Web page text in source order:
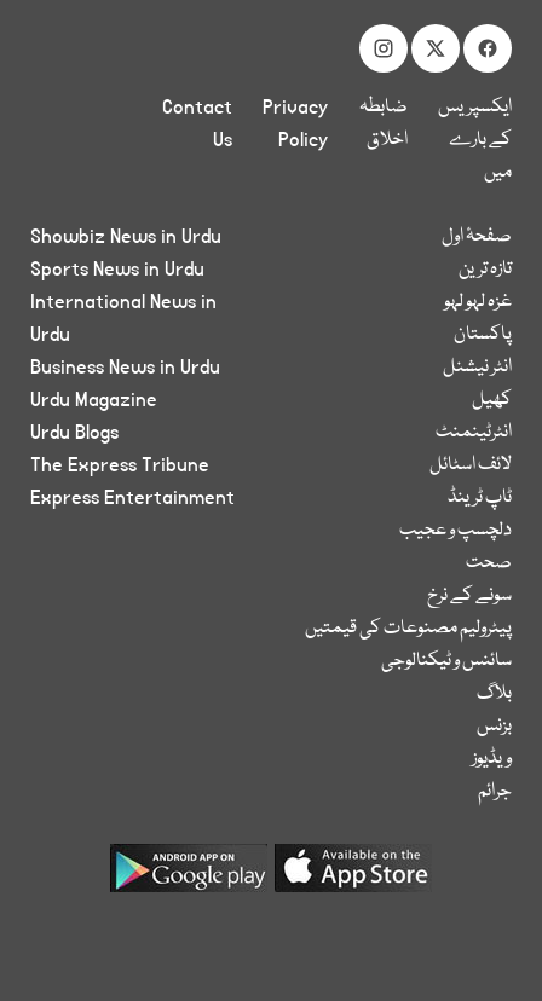
ایکسپریس
کے بارے
میں
ضابطہ
اخلاق
Privacy
Policy
Contact
Us
صفحۂ اول
تازہ ترین
غزہ لہو لہو
پاکستان
انٹر نیشنل
کھیل
انٹرٹینمنٹ
لائف اسٹائل
ٹاپ ٹرینڈ
دلچسپ و عجیب
صحت
سونے کے نرخ
پیٹرولیم مصنوعات کی قیمتیں
سائنس و ٹیکنالوجی
بلاگ
بزنس
ویڈیوز
جرائم
Showbiz News in Urdu
Sports News in Urdu
International News in
Urdu
Business News in Urdu
Urdu Magazine
Urdu Blogs
The Express Tribune
Express Entertainment